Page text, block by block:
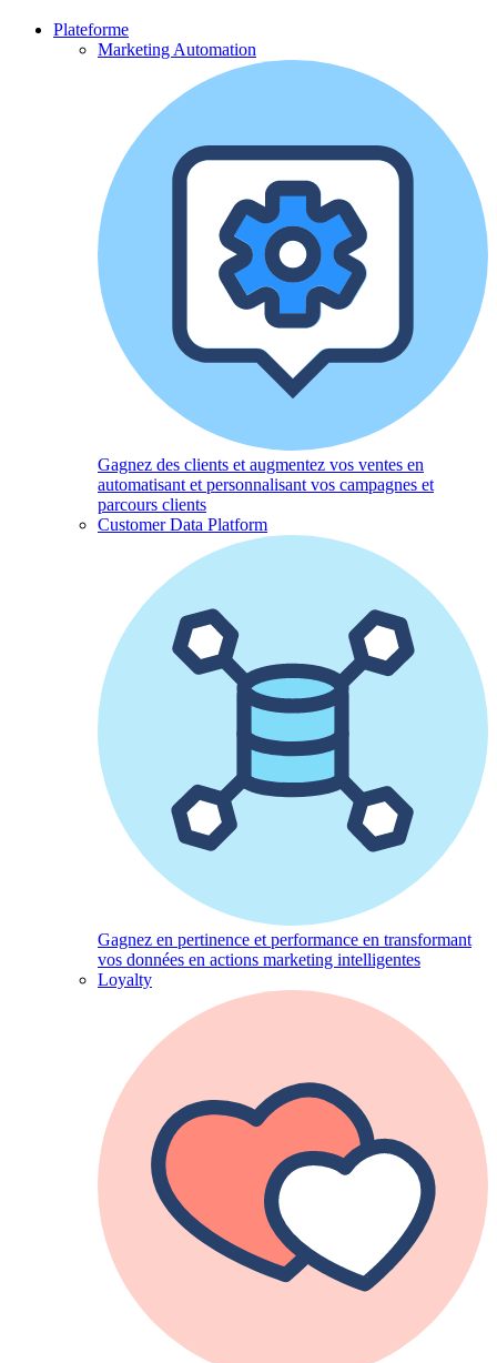
Plateforme
Marketing Automation
Gagnez des clients et augmentez vos ventes en
automatisant et personnalisant vos campagnes et
parcours clients
Customer Data Platform
Gagnez en pertinence et performance en transformant
vos données en actions marketing intelligentes
Loyalty